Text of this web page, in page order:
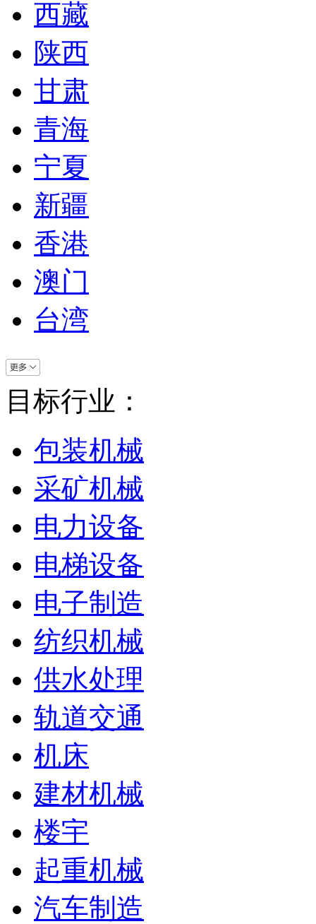
西藏
陕西
甘肃
青海
宁夏
新疆
香港
澳门
台湾
目标行业：
包装机械
采矿机械
电力设备
电梯设备
电子制造
纺织机械
供水处理
轨道交通
机床
建材机械
楼宇
起重机械
汽车制造